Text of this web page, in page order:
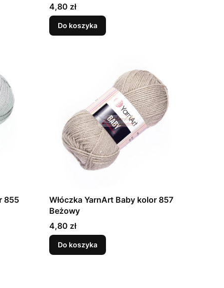
Cena
4,80 zł
Do koszyka
855
Włóczka YarnArt Baby kolor 857
Beżowy
Cena
4,80 zł
Do koszyka